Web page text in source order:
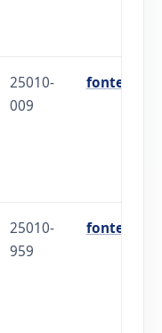
25010-
009
fonte
25010-
959
fonte